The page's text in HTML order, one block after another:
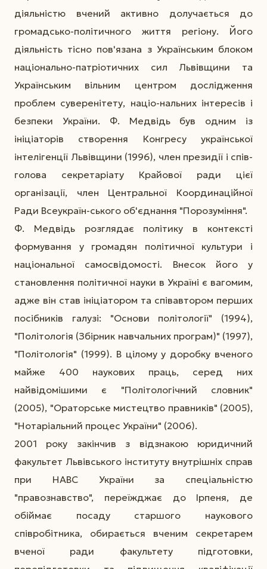
діяльністю вчений активно долучається до
громадсько-політичного життя регіону. Його
діяльність тісно пов'язана з Українським блоком
національно-патріотичних сил Львівщини та
Українським вільним центром дослідження
проблем суверенітету, націо-нальних інтересів і
безпеки України. Ф. Медвідь був одним із
ініціаторів створення Конгресу української
інтелігенції Львівщини (1996), член президії і спів-
голова секретаріату Крайової ради цієї
організації, член Центральної Координаційної
Ради Всеукраїн-ського об'єднання "Порозуміння".
Ф. Медвідь розглядає політику в контексті
формування у громадян політичної культури і
національної самосвідомості. Внесок його у
становлення політичної науки в Україні є вагомим,
адже він став ініціатором та співавтором перших
посібників галузі: "Основи політології" (1994),
"Політологія (Збірник навчальних програм)" (1997),
"Політологія" (1999). В цілому у доробку вченого
майже 400 наукових праць, серед них
найвідомішими є "Політологічний словник"
(2005), "Ораторське мистецтво правників" (2005),
"Нотаріальний процес України" (2006).
2001 року закінчив з відзнакою юридичний
факультет Львівського інституту внутрішніх справ
при НАВС України за спеціальністю
"правознавство", переїжджає до Ірпеня, де
обіймає посаду старшого наукового
співробітника, обирається вченим секретарем
вченої ради факультету підготовки,